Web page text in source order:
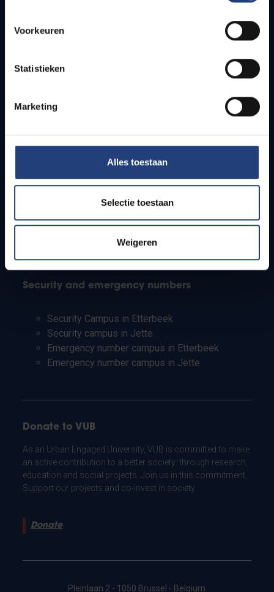
Voorkeuren
Statistieken
Marketing
Alles toestaan
Selectie toestaan
Weigeren
How to get to the VUB campuses
Students
PhD students
Teachers and secondary schools
Working students
Security and emergency numbers
Security Campus in Etterbeek
Security campus in Jette
Emergency number campus in Etterbeek
Emergency number campus in Jette
Donate to VUB
As an Urban Engaged University, VUB is committed to make
an active contribution to a better society: through research,
education and social projects. Join us in this commitment.
Support our projects and co-invest in society.
Donate
Pleinlaan 2 - 1050 Brussel - Belgium